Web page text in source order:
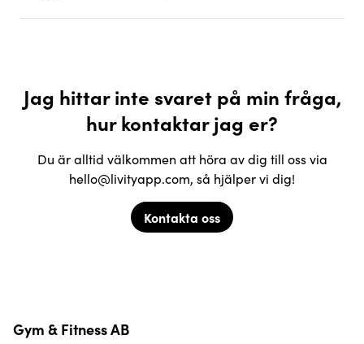
Jag hittar inte svaret på min fråga,
hur kontaktar jag er?
Du är alltid välkommen att höra av dig till oss via
hello@livityapp.com, så hjälper vi dig!
Kontakta oss
Gym & Fitness AB